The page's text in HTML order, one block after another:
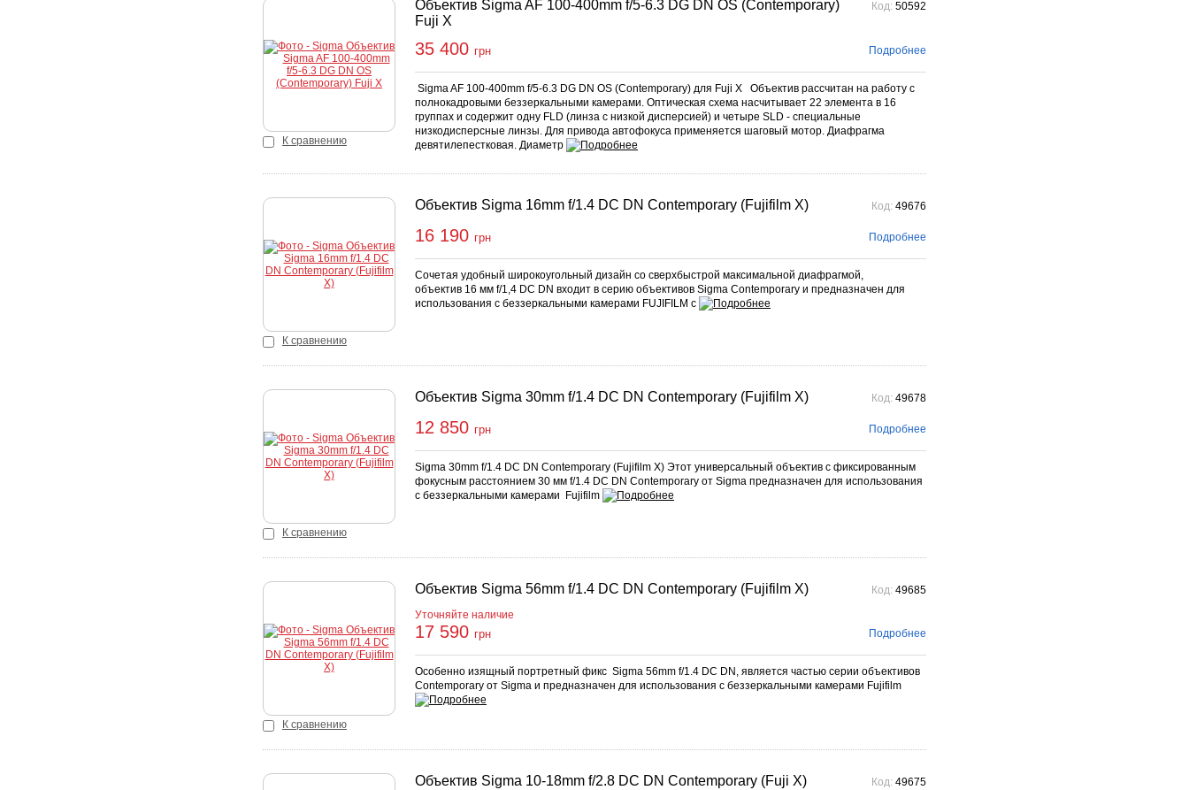
К сравнению
Объектив Sigma AF 100-400mm f/5-6.3 DG DN OS (Contemporary)
Fuji X
Код: 50592
35 400 грн
Купить Подробнее
Sigma AF 100-400mm f/5-6.3 DG DN OS (Contemporary) для Fuji X Объектив рассчитан на работу с
полнокадровыми беззеркальными камерами. Оптическая схема насчитывает 22 элемента в 16
группах и содержит одну FLD (линза с низкой дисперсией) и четыре SLD - специальные
низкодисперсные линзы. Для привода автофокуса применяется шаговый мотор. Диафрагма
девятилепестковая. Диаметр
К сравнению
Объектив Sigma 16mm f/1.4 DC DN Contemporary (Fujifilm X) Код: 49676
16 190 грн Подробнее
Сочетая удобный широкоугольный дизайн со сверхбыстрой максимальной диафрагмой,
объектив 16 мм f/1,4 DC DN входит в серию объективов Sigma Contemporary и предназначен для
использования с беззеркальными камерами FUJIFILM с
К сравнению
Объектив Sigma 30mm f/1.4 DC DN Contemporary (Fujifilm X) Код: 49678
12 850 грн Подробнее
Sigma 30mm f/1.4 DC DN Contemporary (Fujifilm X) Этот универсальный объектив с фиксированным
фокусным расстоянием 30 мм f/1.4 DC DN Contemporary от Sigma предназначен для использования
с беззеркальными камерами Fujifilm
К сравнению
Объектив Sigma 56mm f/1.4 DC DN Contemporary (Fujifilm X) Код: 49685
Уточняйте наличие
17 590 грн
Купить Подробнее
Особенно изящный портретный фикс Sigma 56mm f/1.4 DC DN, является частью серии объективов
Contemporary от Sigma и предназначен для использования с беззеркальными камерами Fujifilm
Объектив Sigma 10-18mm f/2.8 DC DN Contemporary (Fuji X) Код: 49675